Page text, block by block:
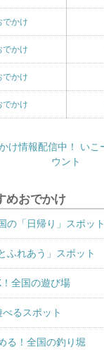
でかけ
でかけ
でかけ
でかけ
めおでかけ
の「日帰り」スポット
ふれあう」スポット
全国の遊び場
るスポット
る！全国の釣り堀